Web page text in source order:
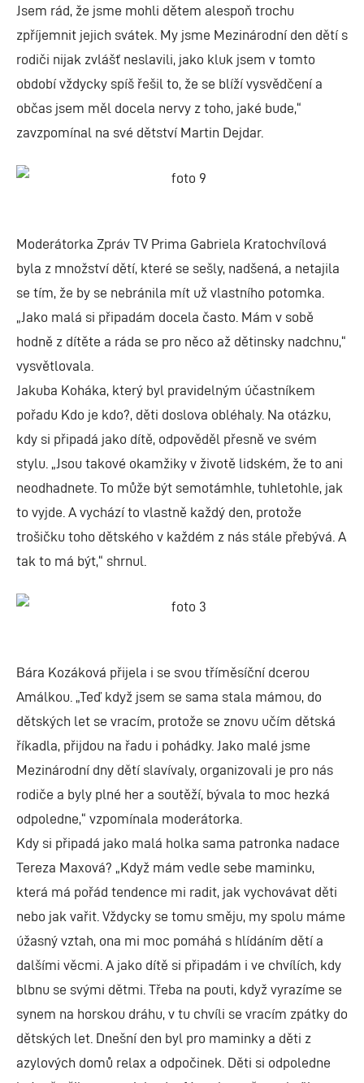
Jsem rád, že jsme mohli dětem alespoň trochu
zpříjemnit jejich svátek. My jsme Mezinárodní den dětí s
rodiči nijak zvlášť neslavili, jako kluk jsem v tomto
období vždycky spíš řešil to, že se blíží vysvědčení a
občas jsem měl docela nervy z toho, jaké bude,“
zavzpomínal na své dětství Martin Dejdar.
Moderátorka Zpráv TV Prima Gabriela Kratochvílová
byla z množství dětí, které se sešly, nadšená, a netajila
se tím, že by se nebránila mít už vlastního potomka.
„Jako malá si připadám docela často. Mám v sobě
hodně z dítěte a ráda se pro něco až dětinsky nadchnu,“
vysvětlovala.
Jakuba Koháka, který byl pravidelným účastníkem
pořadu Kdo je kdo?, děti doslova obléhaly. Na otázku,
kdy si připadá jako dítě, odpověděl přesně ve svém
stylu. „Jsou takové okamžiky v životě lidském, že to ani
neodhadnete. To může být semotámhle, tuhletohle, jak
to vyjde. A vychází to vlastně každý den, protože
trošičku toho dětského v každém z nás stále přebývá. A
tak to má být,“ shrnul.
Bára Kozáková přijela i se svou tříměsíční dcerou
Amálkou. „Teď když jsem se sama stala mámou, do
dětských let se vracím, protože se znovu učím dětská
říkadla, přijdou na řadu i pohádky. Jako malé jsme
Mezinárodní dny dětí slavívaly, organizovali je pro nás
rodiče a byly plné her a soutěží, bývala to moc hezká
odpoledne,“ vzpomínala moderátorka.
Kdy si připadá jako malá holka sama patronka nadace
Tereza Maxová? „Když mám vedle sebe maminku,
která má pořád tendence mi radit, jak vychovávat děti
nebo jak vařit. Vždycky se tomu směju, my spolu máme
úžasný vztah, ona mi moc pomáhá s hlídáním dětí a
dalšími věcmi. A jako dítě si připadám i ve chvílích, kdy
blbnu se svými dětmi. Třeba na pouti, když vyrazíme se
synem na horskou dráhu, v tu chvíli se vracím zpátky do
dětských let. Dnešní den byl pro maminky a děti z
azylových domů relax a odpočinek. Děti si odpoledne